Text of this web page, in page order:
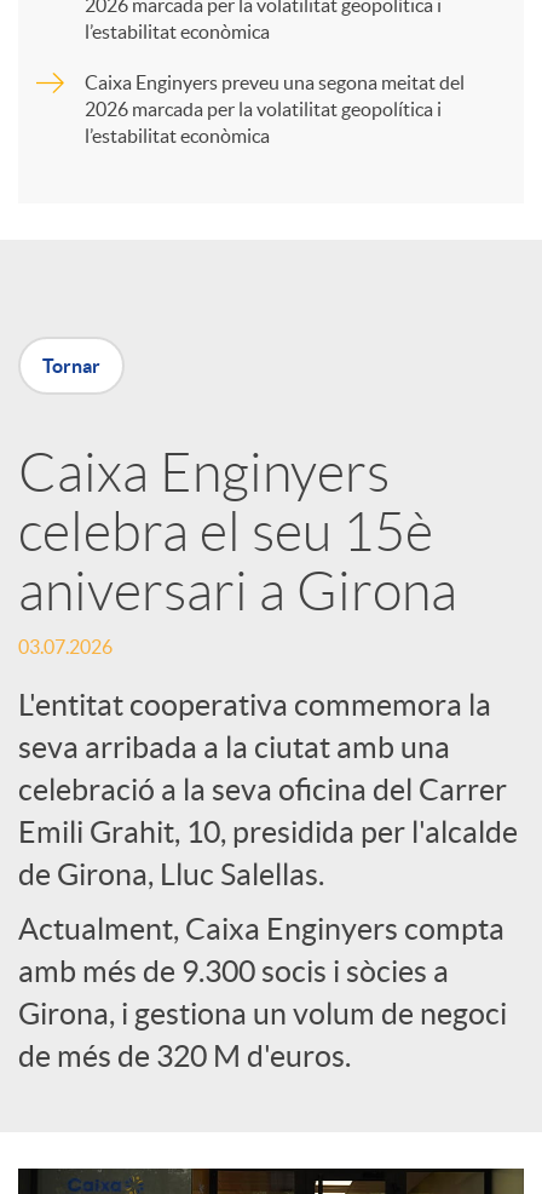
a
a
r
x
e
s
S
o
c
2026 marcada per la volatilitat geopolítica i
l’estabilitat econòmica
Caixa Enginyers preveu una segona meitat del
2026 marcada per la volatilitat geopolítica i
l’estabilitat econòmica
Tornar
Caixa Enginyers
celebra el seu 15è
aniversari a Girona
03.07.2026
L'entitat cooperativa commemora la
seva arribada a la ciutat amb una
celebració a la seva oficina del Carrer
Emili Grahit, 10, presidida per l'alcalde
de Girona, Lluc Salellas.
Actualment, Caixa Enginyers compta
amb més de 9.300 socis i sòcies a
Girona, i gestiona un volum de negoci
de més de 320 M d'euros.